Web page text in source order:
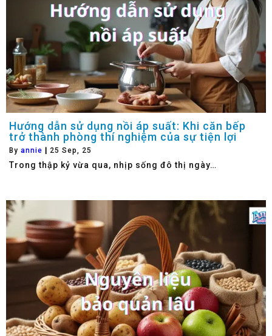
Hướng dẫn sử dụng nồi áp suất: Khi căn bếp
trở thành phòng thí nghiệm của sự tiện lợi
By annie 25 Sep, 25
Trong thập kỷ vừa qua, nhịp sống đô thị ngày…